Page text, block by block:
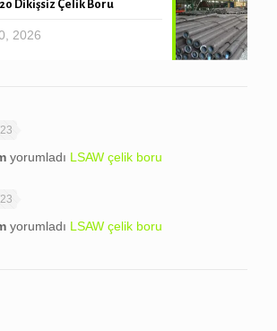
Dikişsiz Çelik Boru
2026
yorumladı LSAW çelik boru
yorumladı LSAW çelik boru